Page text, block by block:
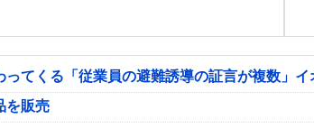
ってくる「従業員の避難誘導の証言が複数」
を販売